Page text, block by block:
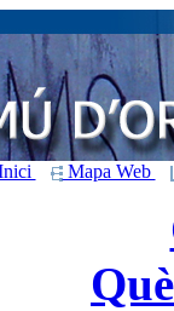
Mapa Web